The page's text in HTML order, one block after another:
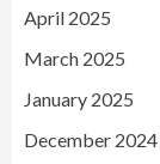
April 2025
March 2025
January 2025
December 2024